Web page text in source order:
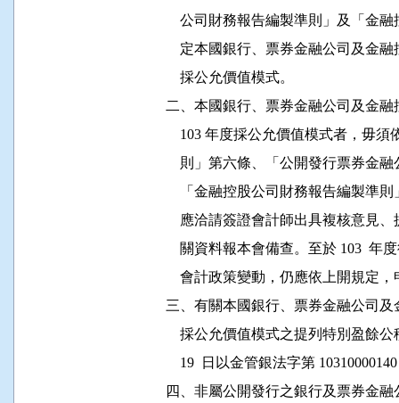
公司財務報告編製準則」及「
定本國銀行、票券金融公司及
              採公允價值模式。
二、本國銀行、票券金融公司及
103 年度採公允價值模式者，
則」第六條、「公開發行票券
「金融控股公司財務報告編製
應洽請簽證會計師出具複核意
關資料報本會備查。至於 103
會計政策變動，仍應依上開規定
三、有關本國銀行、票券金融公
採公允價值模式之提列特別盈餘
19  日以金管銀法字第
四、非屬公開發行之銀行及票券